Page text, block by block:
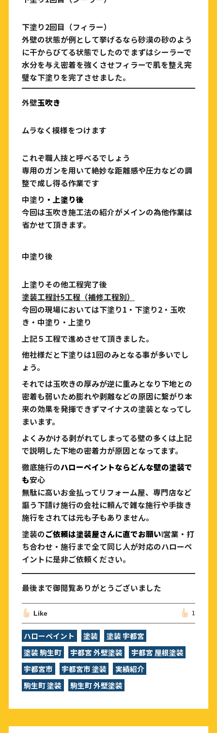
下塗り2回目（フィラー）
外壁の状態が例として挙げるなら砂漠の砂のよう
に干からびてる状態でしたのでまずはシーラーで
水分を与え密着を強くさせフィラーで肌を整え完
璧な下塗りを完了させました。
外壁玉吹き
ムラなく模様をつけます
これぞ職人技と呼べるでしょう
専用のガンを用いて絶妙な距離感や圧力などの調
整で成し得る作業です
中塗り ・上塗り後
今回は玉吹き施工法の紹介がメインの為他作業は
省かせて頂きます。
中塗り後
上塗りその他工程完了後
塗装工程計5工程（補修工程別）
今回の現場においては下塗り1・下塗り2・玉吹
き・中塗り・上塗り
上記５工程で進めさせて頂きました。
他社様だと下塗りは1回のみとなる事が多いでし
ょう。
それでは玉吹きの厚みが逆に重みとなり下地との
密着も弱いため膨れや剥離などの原因に繋がり本
来の効果を発揮できずマイナスの塗装となってし
まいます。
よくみかける剥がれてしまってる壁の多くは上記
で説明した下地の密着力が原因となってます。
徹底施行のハローペイントならどんな壁の塗装で
も安心
無駄に高いお金払ってリフォーム屋、専門店など
謳う下請け施行の会社に頼んで雑な施行や手抜き
施行をされては元も子もありません。
塗装のご依頼は塗装屋さんに直でお願い❕営業・打
ち合わせ・施行まで全て同じ人が対応のハローペ
イントに是非ご依頼ください。
最後まで御閲覧ありがとうございました
Like 1
ハローペイント 塗装
塗装 宇都宮
塗装 駒生町
宇都宮 外壁塗装
宇都宮 屋根塗装
宇都宮市
宇都宮市 塗装
実績紹介
駒生町 塗装
駒生町 外壁塗装